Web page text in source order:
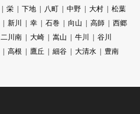
栄 下地 八町 中野 大村
松葉
新川 幸 石巻 向山 高師
西郷
二川南 大崎 嵩山 牛川
谷川
高根 鷹丘 細谷 大清水
豊南